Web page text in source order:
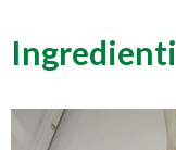
Ingredienti